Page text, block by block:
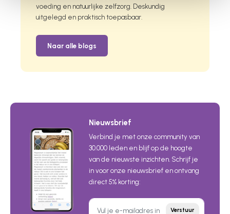
voeding en natuurlijke zelfzorg. Deskundig
uitgelegd en praktisch toepasbaar.
Naar alle blogs
Nieuwsbrief
Verbind je met onze community van
30.000 leden en blijf op de hoogte
van de nieuwste inzichten. Schrijf je
in voor onze nieuwsbrief en ontvang
direct 5% korting:
Verstuur